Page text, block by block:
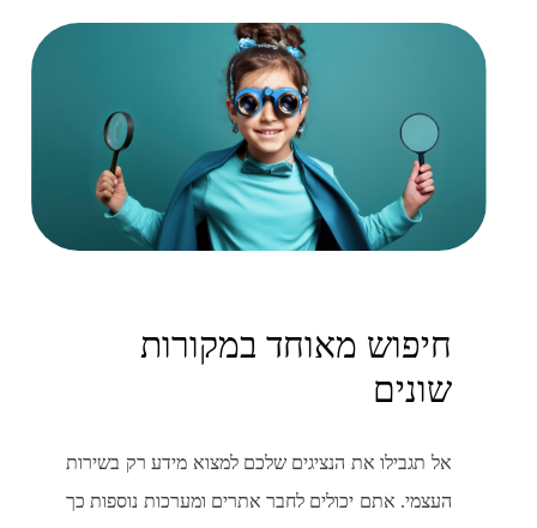
חיפוש מאוחד במקורות
שונים
אל תגבילו את הנציגים שלכם למצוא מידע רק בשירות
העצמי. אתם יכולים לחבר אתרים ומערכות נוספות כך